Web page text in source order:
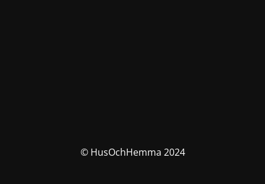
© HusOchHemma 2024